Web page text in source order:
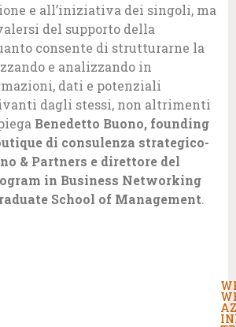
e all’iniziativa dei singoli, ma
del supporto della
consente di strutturarne la
e analizzando in
dati e potenziali
dagli stessi, non altrimenti
Benedetto Buono, founding
di consulenza strategico-
& Partners e direttore del
in Business Networking
School of Management.